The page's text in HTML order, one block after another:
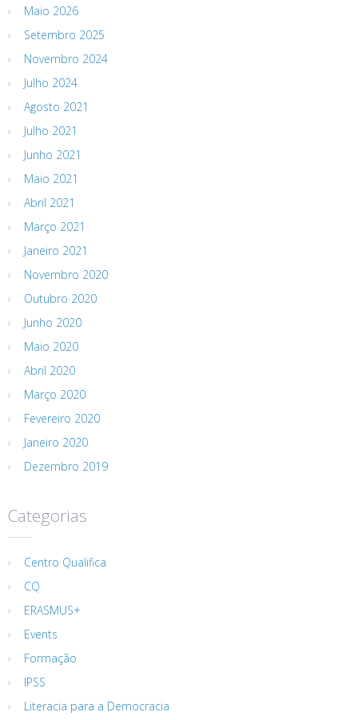
Maio 2026
Setembro 2025
Novembro 2024
Julho 2024
Agosto 2021
Julho 2021
Junho 2021
Maio 2021
Abril 2021
Março 2021
Janeiro 2021
Novembro 2020
Outubro 2020
Junho 2020
Maio 2020
Abril 2020
Março 2020
Fevereiro 2020
Janeiro 2020
Dezembro 2019
Categorias
Centro Qualifica
CQ
ERASMUS+
Events
Formação
IPSS
Literacia para a Democracia